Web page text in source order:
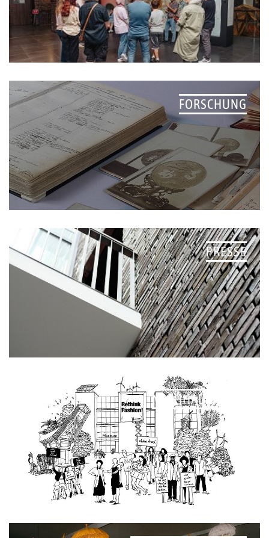
FORSCHUNG
PRESSE
NACHHALTIGKEIT